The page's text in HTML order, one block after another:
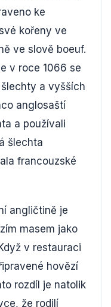
ke
kořeny ve
ve slově boeuf.
v roce 1066 se
a vyšších
anglosaští
a používali
šlechta
francouzské
angličtině je
masem jako
v restauraci
hovězí
rozdíl je natolik
že rodilí